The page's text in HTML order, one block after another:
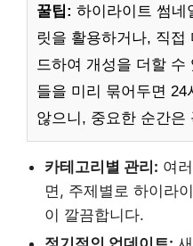
꿀팁: 하이라이트 썸네
릿을 활용하거나, 직접
드하여 개성을 더할 수
들을 미리 묶어두면 24
않으니, 중요한 순간은
카테고리별 관리: 여
면, 주제별로 하이라
이 깔끔합니다.